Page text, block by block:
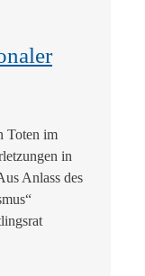
Toten im
in
Anlass des